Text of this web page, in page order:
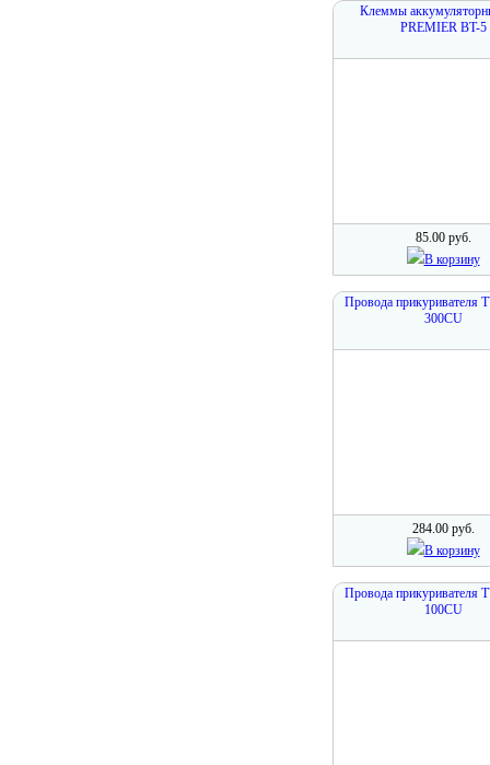
Клеммы
PREMIER BT-5
85.00 руб.
В корзину
Провода прикуривателя
300CU
284.00 руб.
В корзину
Провода прикуривателя
100CU